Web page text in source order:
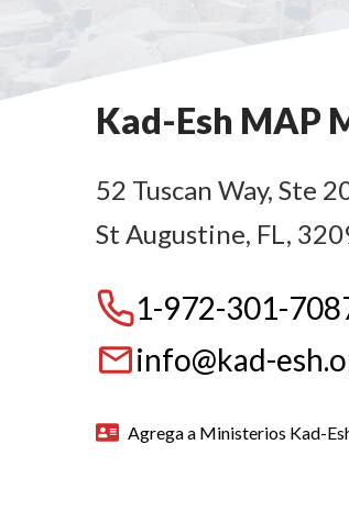
Kad-Esh MAP
52 Tuscan Way, Ste
St Augustine, FL,
1-972-301-
info@kad-
Agrega a Ministerios Kad-